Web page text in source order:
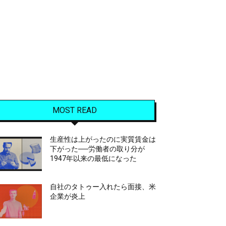
MOST READ
生産性は上がったのに実質賃金は
下がった──労働者の取り分が
1947年以来の最低になった
自社のタトゥー入れたら面接、米
企業が炎上